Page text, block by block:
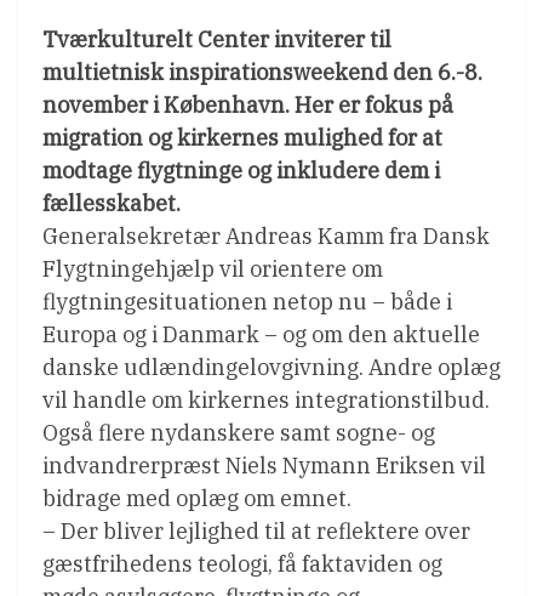
Tværkulturelt Center inviterer til
multietnisk inspirationsweekend den 6.-8.
november i København. Her er fokus på
migration og kirkernes mulighed for at
modtage flygtninge og inkludere dem i
fællesskabet.
Generalsekretær Andreas Kamm fra Dansk
Flygtningehjælp vil orientere om
flygtningesituationen netop nu – både i
Europa og i Danmark – og om den aktuelle
danske udlændingelovgivning. Andre oplæg
vil handle om kirkernes integrationstilbud.
Også flere nydanskere samt sogne- og
indvandrerpræst Niels Nymann Eriksen vil
bidrage med oplæg om emnet.
– Der bliver lejlighed til at reflektere over
gæstfrihedens teologi, få faktaviden og